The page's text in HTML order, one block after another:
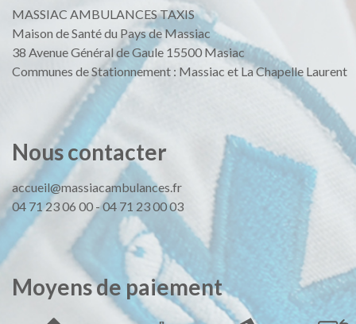
MASSIAC AMBULANCES TAXIS
Maison de Santé du Pays de Massiac
38 Avenue Général de Gaule 15500 Masiac
Communes de Stationnement : Massiac et La Chapelle Laurent
Nouscontacter
accueil@massiacambulances.fr
04 71 23 06 00 -04 71 23 00 03
Moyensde paiement